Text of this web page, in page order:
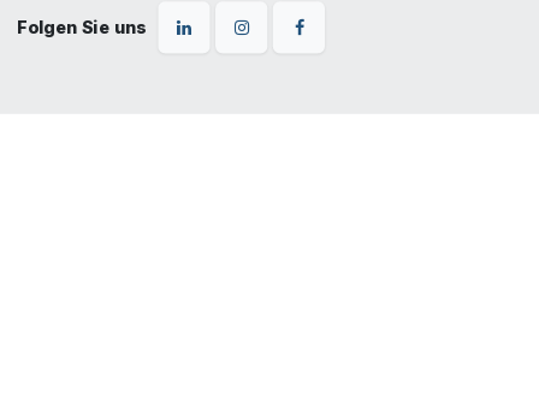
Folgen Sie uns